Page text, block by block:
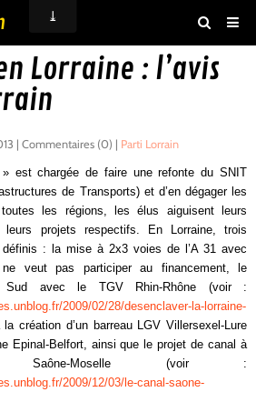
Lorraine : l’avis
| Commentaires (0) | Parti Lorrain
est chargée de faire une refonte du SNIT
de Transports) et d’en dégager les
les régions, les élus aiguisent leurs
leurs projets respectifs. En Lorraine, trois
: la mise à 2x3 voies de l’A 31 avec
veut pas participer au financement, le
Sud avec le TGV Rhin-Rhône (voir :
2009/02/28/desenclaver-la-lorraine-
création d’un barreau LGV Villersexel-Lure
Epinal-Belfort, ainsi que le projet de canal à
Saône-Moselle (voir :
2009/12/03/le-canal-saone-